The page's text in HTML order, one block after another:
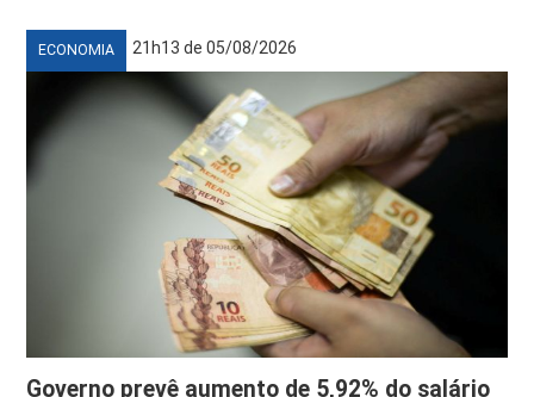
ECONOMIA 21h13 de 05/08/2026
Governo prevê aumento de 5,92% do salário